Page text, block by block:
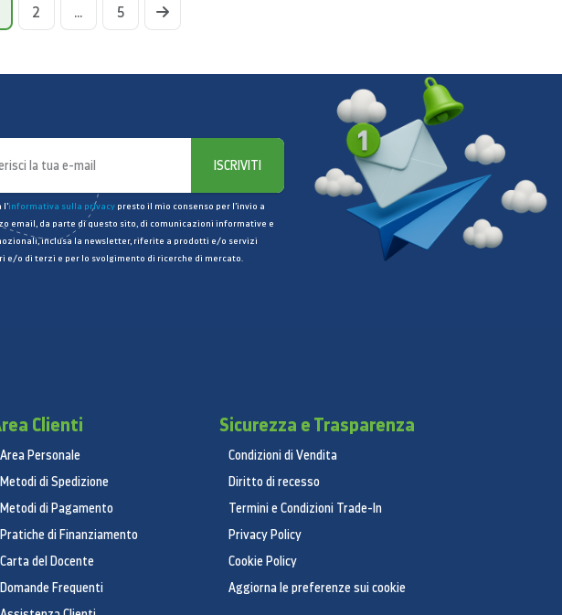
2 ... 5
ISCRIVITI
informativa sulla privacy presto il mio consenso per l’invio a
email, da parte di questo sito, di comunicazioni informative e
inclusa la newsletter, riferite a prodotti e/o servizi
e/o di terzi e per lo svolgimento di ricerche di mercato.
Clienti
Area Personale
Metodi di Spedizione
Metodi di Pagamento
Pratiche di Finanziamento
Carta del Docente
Domande Frequenti
Sicurezza e Trasparenza
Condizioni di Vendita
Diritto di recesso
Termini e Condizioni Trade-In
Privacy Policy
Cookie Policy
Aggiorna le preferenze sui cookie